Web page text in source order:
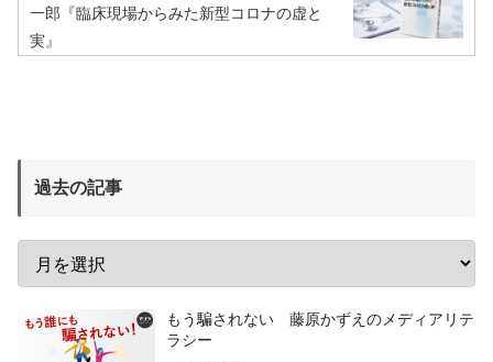
一郎『臨床現場からみた新型コロナの虚と
実』
過去の記事
もう騙されない 藤原かずえのメディアリテ
ラシー